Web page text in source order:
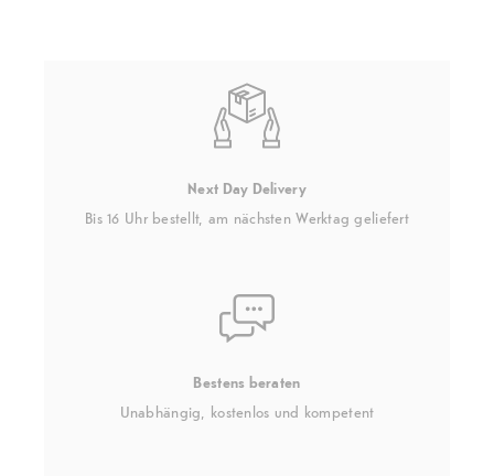
Next Day Delivery
Bis 16 Uhr bestellt, am nächsten Werktag geliefert
Bestens beraten
Unabhängig, kostenlos und kompetent